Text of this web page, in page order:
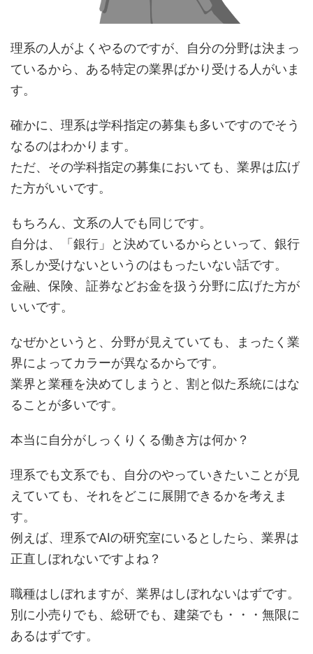
理系の人がよくやるのですが、自分の分野は決まっ
ているから、ある特定の業界ばかり受ける人がいま
す。
確かに、理系は学科指定の募集も多いですのでそう
なるのはわかります。
ただ、その学科指定の募集においても、業界は広げ
た方がいいです。
もちろん、文系の人でも同じです。
自分は、「銀行」と決めているからといって、銀行
系しか受けないというのはもったいない話です。
金融、保険、証券などお金を扱う分野に広げた方が
いいです。
なぜかというと、分野が見えていても、まったく業
界によってカラーが異なるからです。
業界と業種を決めてしまうと、割と似た系統にはな
ることが多いです。
本当に自分がしっくりくる働き方は何か？
理系でも文系でも、自分のやっていきたいことが見
えていても、それをどこに展開できるかを考えま
す。
例えば、理系でAIの研究室にいるとしたら、業界は
正直しぼれないですよね？
職種はしぼれますが、業界はしぼれないはずです。
別に小売りでも、総研でも、建築でも・・・無限に
あるはずです。